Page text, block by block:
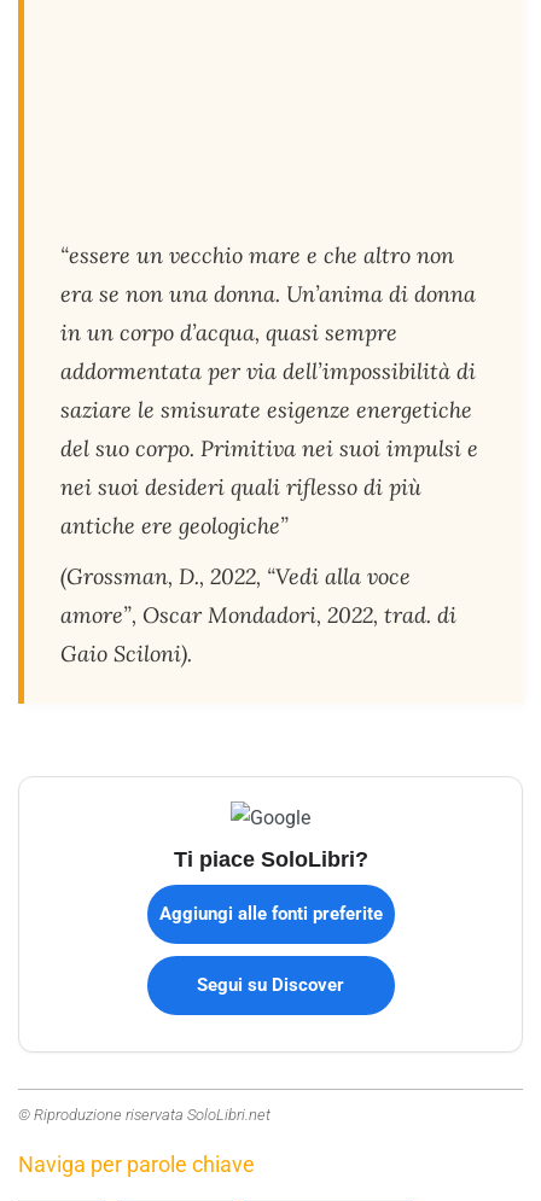
“essere un vecchio mare e che altro non
era se non una donna. Un’anima di donna
in un corpo d’acqua, quasi sempre
addormentata per via dell’impossibilità di
saziare le smisurate esigenze energetiche
del suo corpo. Primitiva nei suoi impulsi e
nei suoi desideri quali riflesso di più
antiche ere geologiche”
(Grossman, D., 2022, “Vedi alla voce
amore”, Oscar Mondadori, 2022, trad. di
Gaio Sciloni).
Ti piace SoloLibri?
Aggiungi alle fonti preferite
Segui su Discover
© Riproduzione riservata SoloLibri.net
Naviga per parole chiave